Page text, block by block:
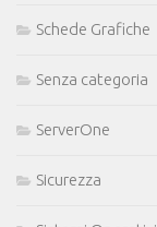
Schede Grafiche
Senza categoria
ServerOne
Sicurezza